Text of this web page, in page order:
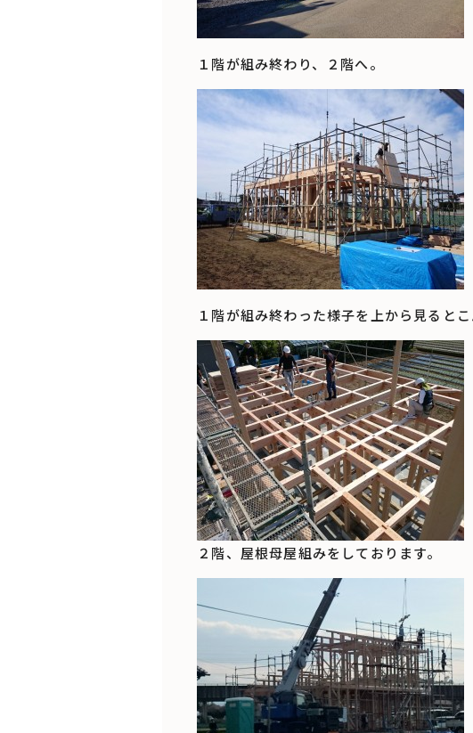
１階が組み終わり、２階へ。
１階が組み終わった様子を上から見ると
２階、屋根母屋組みをしております。